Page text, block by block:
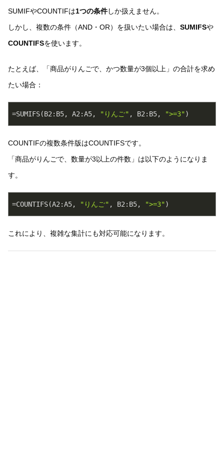
SUMIFやCOUNTIFは1つの条件しか扱えません。
しかし、複数の条件（AND・OR）を扱いたい場合は、 SUMIFSや
COUNTIFSを使います。
たとえば、「商品がりんごで、かつ数量が3個以上」の合計を求め
たい場合：
=SUMIFS(B2:B5, A2:A5, "りんご" , B2:B5, ">=3")
COUNTIFの複数条件版はCOUNTIFSです。
「商品がりんごで、数量が3以上の件数」は以下のようになりま
す。
=COUNTIFS(A2:A5, "りんご" , B2:B5, ">=3")
これにより、複雑な集計にも対応可能になります。